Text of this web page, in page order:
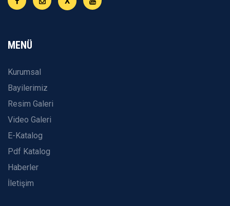
MENÜ
Kurumsal
Bayilerimiz
Resim Galeri
Video Galeri
E-Katalog
Pdf Katalog
Haberler
İletişim